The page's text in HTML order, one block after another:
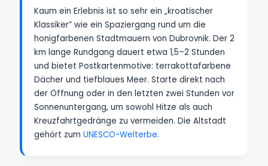
Kaum ein Erlebnis ist so sehr ein „kroatischer
Klassiker” wie ein Spaziergang rund um die
honigfarbenen Stadtmauern von Dubrovnik. Der 2
km lange Rundgang dauert etwa 1,5–2 Stunden
und bietet Postkartenmotive: terrakottafarbene
Dächer und tiefblaues Meer. Starte direkt nach
der Öffnung oder in den letzten zwei Stunden vor
Sonnenuntergang, um sowohl Hitze als auch
Kreuzfahrtgedränge zu vermeiden. Die Altstadt
gehört zum UNESCO-Welterbe.